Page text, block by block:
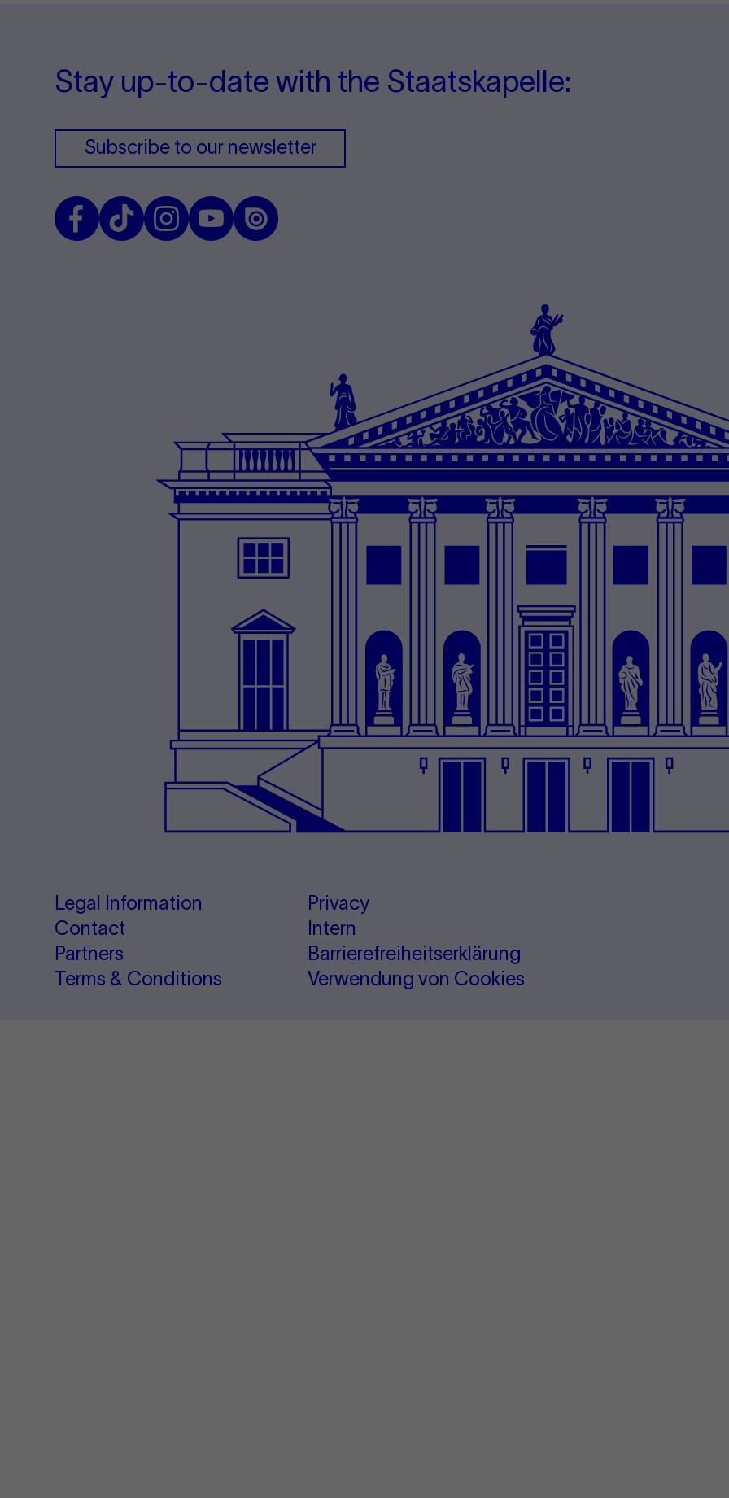
Stay up-to-date with the Staatskapelle:
Subscribe to our newsletter
Facebook
TikTokInstagram
Youtube
Issuu
Legal Information
Contact
Partners
Terms & Conditions
Privacy
Intern
Barrierefreiheitserklärung
Verwendung von Cookies